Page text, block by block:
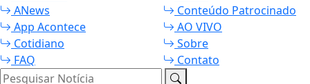
ANews
Conteúdo Patrocinado
App Acontece
AO VIVO
Cotidiano
Sobre
FAQ
Contato
Pesquisar Notícia